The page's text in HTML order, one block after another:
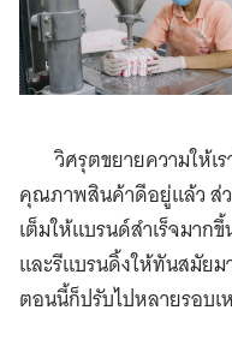
วิศรุตขยายความให้เ
คุณภาพสินค้าดีอยู่แล้ว ส่
เต็มให้แบรนด์สำเร็จมาก
และรีแบรนดิ้งให้ทันสมัยม
ตอนนี้ก็ปรับไปหลายรอบ